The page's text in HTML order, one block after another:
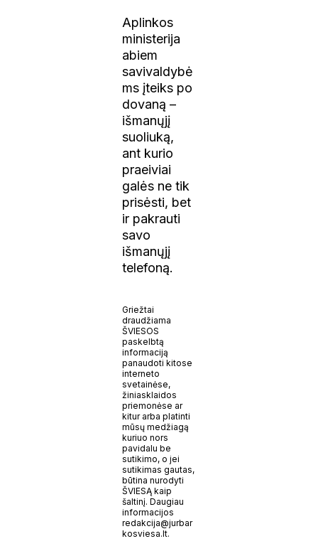
Aplinkos
ministerija
abiem
savivaldybė
ms įteiks po
dovaną –
išmanųjį
suoliuką,
ant kurio
praeiviai
galės ne tik
prisėsti, bet
ir pakrauti
savo
išmanųjį
telefoną.
Griežtai
draudžiama
ŠVIESOS
paskelbtą
informaciją
panaudoti kitose
interneto
svetainėse,
žiniasklaidos
priemonėse ar
kitur arba platinti
mūsų medžiagą
kuriuo nors
pavidalu be
sutikimo, o jei
sutikimas gautas,
būtina nurodyti
ŠVIESĄ kaip
šaltinį. Daugiau
informacijos
redakcija@jurbar
kosviesa.lt.